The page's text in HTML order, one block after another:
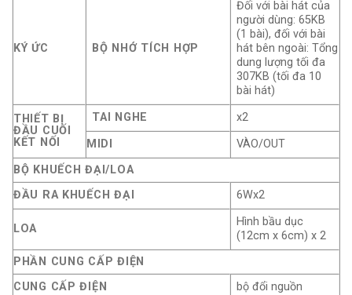
KÝ ỨC BỘ NHỚ TÍCH HỢP
Đối với bài hát của
người dùng: 65KB
(1 bài), đối với bài
hát bên ngoài: Tổng
dung lượng tối đa
307KB (tối đa 10
bài hát)
THIẾT BỊ
ĐẦU CUỐI
KẾT NỐI
TAI NGHE
x2
MIDI
VÀO/OUT
BỘ KHUẾCH ĐẠI/LOA
ĐẦU RA KHUẾCH ĐẠI
6Wx2
LOA
Hình bầu dục
(12cm x 6cm) x 2
PHẦN CUNG CẤP ĐIỆN
CUNG CẤP ĐIỆN
bộ đổi nguồn